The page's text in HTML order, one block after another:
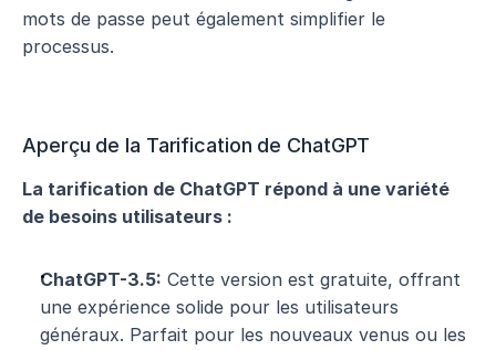
mots de passe peut également simplifier le
processus.
Aperçu de la Tarification de ChatGPT
La tarification de ChatGPT répond à une variété
de besoins utilisateurs :
ChatGPT-3.5: Cette version est gratuite, offrant
une expérience solide pour les utilisateurs
généraux. Parfait pour les nouveaux venus ou les